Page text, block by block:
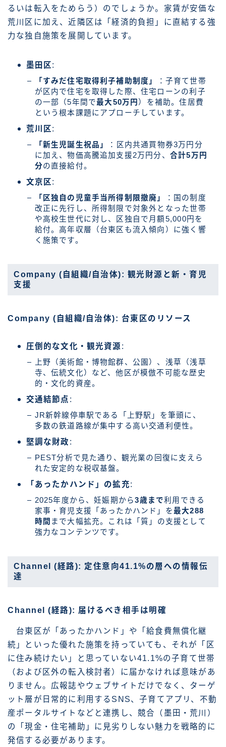
るいは転入をためらう）のでしょうか。家賃が安価な
荒川区に加え、近隣区は「経済的負担」に直結する強
力な独自施策を展開しています。
墨田区:
「すみだ住宅取得利子補助制度」
：子育て世帯
が区内で住宅を取得した際、住宅ローンの利子
の一部（5年間で最大50万円 ）を補助。住居費
という根本課題にアプローチしています。
荒川区:
「新生児誕生祝品」
：区内共通買物券3万円分
に加え、物価高騰追加支援2万円分、 合計5万円
分の直接給付。
文京区:
「区独自の児童手当所得制限撤廃」
：国の制度
改正に先行し、所得制限で対象外となった世帯
や高校生世代に対し、区独自で月額5,000円を
給付。高年収層（台東区も流入傾向）に強く響
く施策です。
Company (自組織/自治体): 観光財源と新・育児
支援
Company (自組織/自治体): 台東区のリソース
圧倒的な文化・観光資源 :
上野（美術館・博物館群、公園）、浅草（浅草
寺、伝統文化）など、他区が模倣不可能な歴史
的・文化的資産。
交通結節点 :
JR新幹線停車駅である「上野駅」を筆頭に、
多数の鉄道路線が集中する高い交通利便性。
堅調な財政 :
PEST分析で見た通り、観光業の回復に支えら
れた安定的な税収基盤。
「あったかハンド」の拡充:
2025年度から、妊娠期から3歳まで利用できる
家事・育児支援「あったかハンド」を最大288
時間 まで大幅拡充。これは「質」の支援として
強力なコンテンツです。
Channel (経路): 定住意向41.1%の層への情報伝
達
Channel (経路): 届けるべき相手は明確
台東区が「あったかハンド」や「給食費無償化継
続」といった優れた施策を持っていても、それが「区
に住み続けたい」と思っていない41.1%の子育て世帯
（および区外の転入検討者）に届かなければ意味があ
りません。広報誌やウェブサイトだけでなく、ターゲ
ット層が日常的に利用するSNS、子育てアプリ、不動
産ポータルサイトなどと連携し、競合（墨田・荒川）
の「現金・住宅補助」に見劣りしない魅力を戦略的に
発信する必要があります。